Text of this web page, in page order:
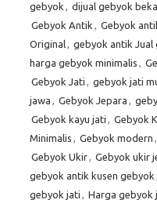
gebyok , dijual gebyok
Gebyok Antik , Gebyok
Original, gebyok antik Jual
harga gebyok minimalis ,
Gebyok Jati , gebyok jati
jawa , Gebyok Jepara ,
Gebyok kayu jati , Gebyok
Minimalis , Gebyok modern ,
Gebyok Ukir, Gebyok ukir
gebyok antik kusen gebyok ,
gebyok jati , Harga gebyok